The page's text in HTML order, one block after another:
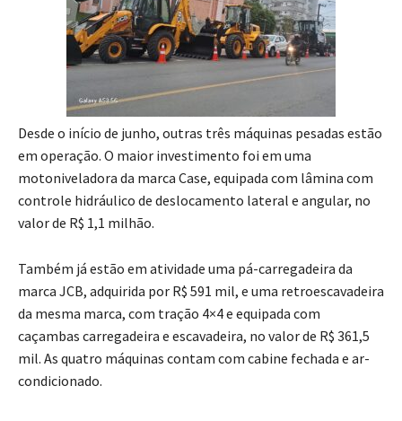
Desde o início de junho, outras três máquinas pesadas estão
em operação. O maior investimento foi em uma
motoniveladora da marca Case, equipada com lâmina com
controle hidráulico de deslocamento lateral e angular, no
valor de R$ 1,1 milhão.
Também já estão em atividade uma pá-carregadeira da
marca JCB, adquirida por R$ 591 mil, e uma retroescavadeira
da mesma marca, com tração 4×4 e equipada com
caçambas carregadeira e escavadeira, no valor de R$ 361,5
mil. As quatro máquinas contam com cabine fechada e ar-
condicionado.